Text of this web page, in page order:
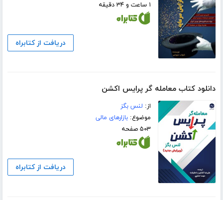
۱ ساعت و ۳۴ دقیقه
دریافت از کتابراه
دانلود کتاب معامله‌ گر پرایس اکشن
از: لنس بگز
موضوع:بازارهای مالی
۵۰۳ صفحه
دریافت از کتابراه